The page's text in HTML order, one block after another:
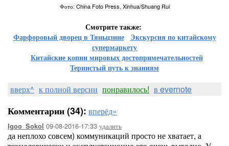
Фото: China Foto Press, Xinhua/Shuang Rui
Смотрите также:
Фарфоровый дворец в Тяньцзине
Экскурсия по китайскому
супермаркету
Китайские копии мировых достопримечательностей
Тернистый путь к знаниям
вверх^ к полной версии понравилось! в evernote
Комментарии (34): вперёд»
Igoo_Sokol 09-08-2016-17:33 удалить
да неплохо совсем) коммуникаций просто не хватает, а